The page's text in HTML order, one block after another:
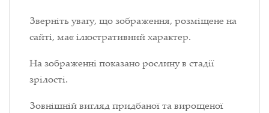
Зверніть увагу, що зображення, розміщене на
сайті, має ілюстративний характер.
На зображенні показано рослину в стадії
зрілості.
Зовнішній вигляд придбаної та вирощеної